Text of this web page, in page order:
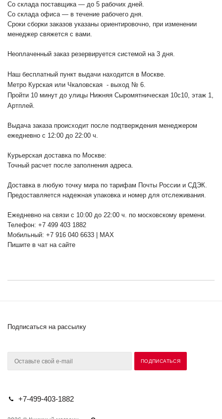
Со склада поставщика — до 5 рабочих дней.
Со склада офиса — в течение рабочего дня.
Сроки сборки заказов указаны ориентировочно, при изменении
менеджер свяжется с вами.
Неоплаченный заказ резервируется системой на 3 дня.
Наш бесплатный пункт выдачи находится в Москве.
Метро Курская или Чкаловская - выход № 6.
Пройти 10 минут до улицы Нижняя Сыромятническая 10с10, этаж 1,
Артплей.
Выдача заказа происходит после подтверждения менеджером
ежедневно с 12:00 до 22:00 ч.
Курьерская доставка по Москве:
Точный расчет после заполнения адреса.
Доставка в любую точку мира по тарифам Почты России и СДЭК.
Предоставляется надежная упаковка и номер для отслеживания.
Ежедневно на связи с 10:00 до 22:00 ч. по московскому времени.
Телефон: +7 499 403 1882
Мобильный: +7 916 040 6633 | MAX
Пишите в чат на сайте
Подписаться на рассылку
+7-499-403-1882